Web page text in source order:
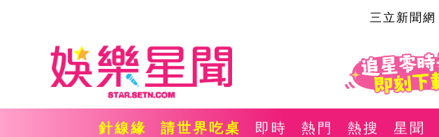
三立新聞網
針線緣 請世界吃桌 即時 熱門 熱搜 星聞